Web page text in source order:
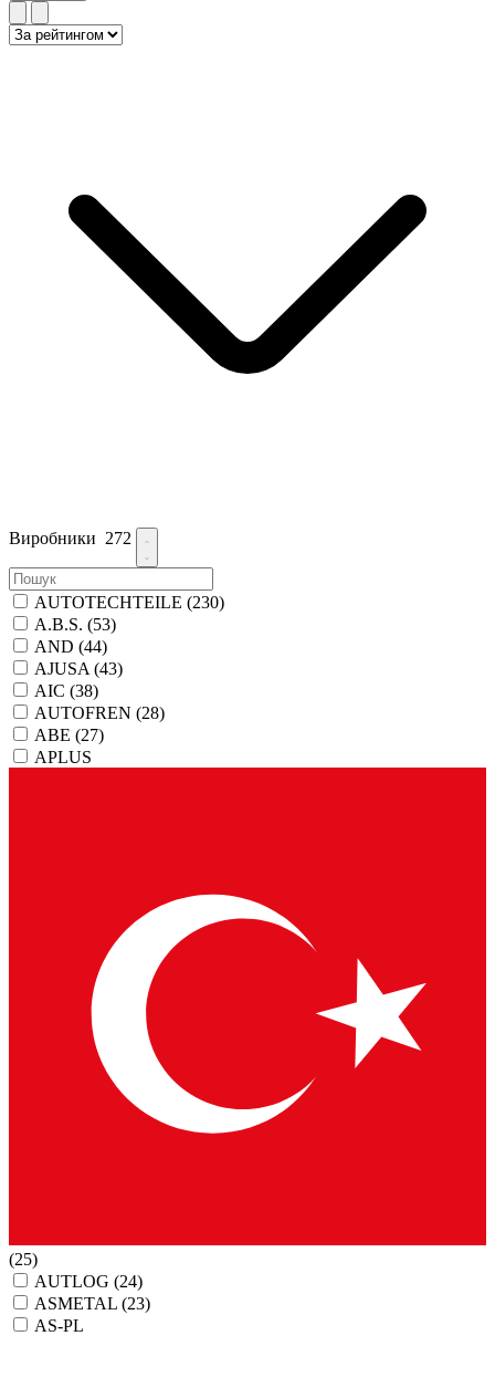
Виробники 272
AUTOTECHTEILE (230)
A.B.S. (53)
AND (44)
AJUSA (43)
AIC (38)
AUTOFREN (28)
ABE (27)
APLUS
(25)
AUTLOG (24)
ASMETAL (23)
AS-PL